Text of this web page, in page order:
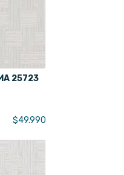
25723
$49.990